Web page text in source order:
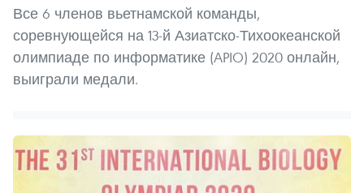
Все 6 членов вьетнамской команды,
соревнующейся на 13-й Азиатско-Тихоокеанской
олимпиаде по информатике (APIO) 2020 онлайн,
выиграли медали.